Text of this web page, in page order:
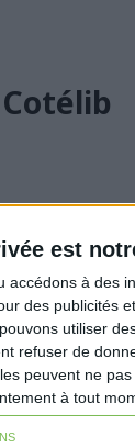
est
accédons à des
des publicités
utiliser
refuser de
peuvent ne
à tout